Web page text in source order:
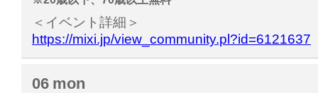
＜イベント詳細＞
https://mixi.jp/view_community.pl?id=6121637
06 mon